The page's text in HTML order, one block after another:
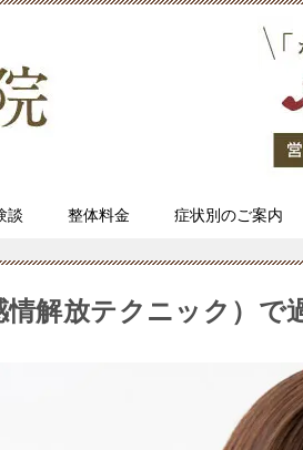
談 整体料金 症状別のご案内
情解放テクニック）で